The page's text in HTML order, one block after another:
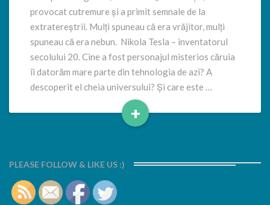
luminii
provocat cutremure și a primit semnale de la
extratereștrii. Mulți spuneau că era vrăjitor, mulți
spuneau că era nebun. Nikola Tesla – inventatorul
secolului 20. Cine a fost personajul misterios căruia
îi datorăm mare parte din tehnologia de azi? A
descoperit el cheia universului? Și care este …
+
Read
PLEASE FOLLOW & LIKE US :)